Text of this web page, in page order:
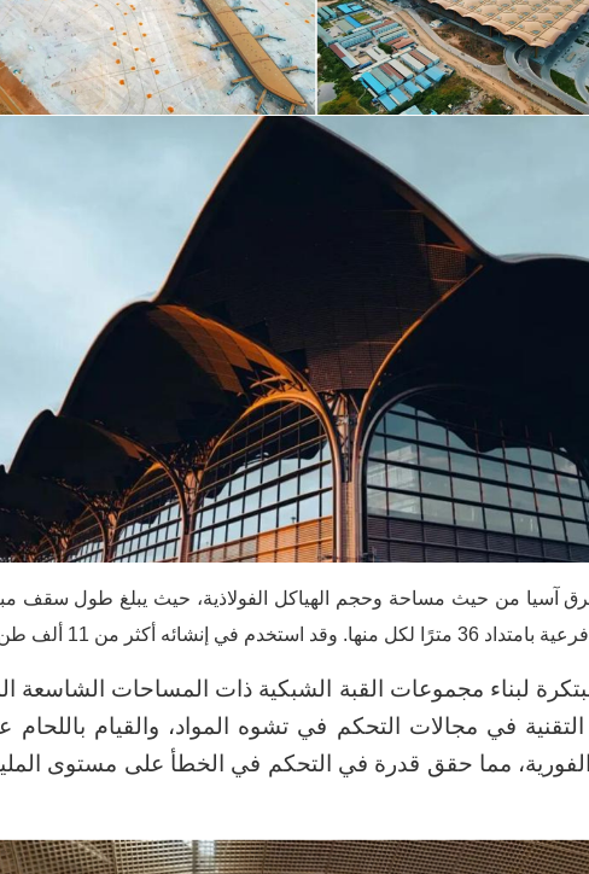
لبناء مجموعات القبة الشبكية ذات المساحات
في مجالات التحكم في تشوه المواد، والقيام باللحام